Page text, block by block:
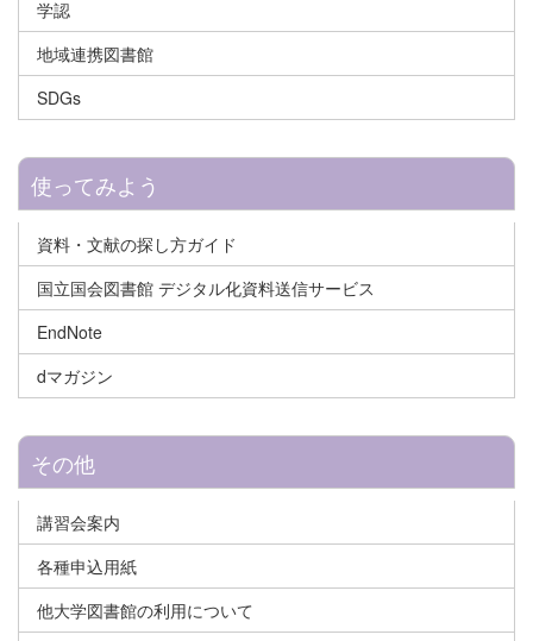
学認
地域連携図書館
SDGs
使ってみよう
資料・文献の探し方ガイド
国立国会図書館 デジタル化資料送信サービス
EndNote
dマガジン
その他
講習会案内
各種申込用紙
他大学図書館の利用について